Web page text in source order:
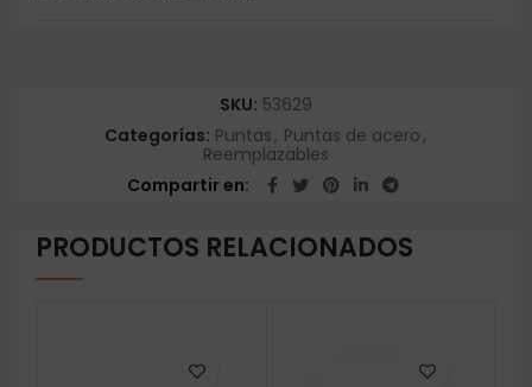
SKU: 53629
Categorías: Puntas, Puntas de acero,
Reemplazables
Compartir en
PRODUCTOS RELACIONADOS